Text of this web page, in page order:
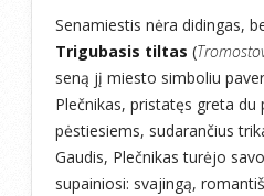
Senamiestis nėra didingas,
Trigubasis tiltas (
seną jį miesto simboliu
Plečnikas, pristatęs greta du
pėstiesiems, sudarančius
Gaudis, Plečnikas turėjo
supainiosi: svajingą,